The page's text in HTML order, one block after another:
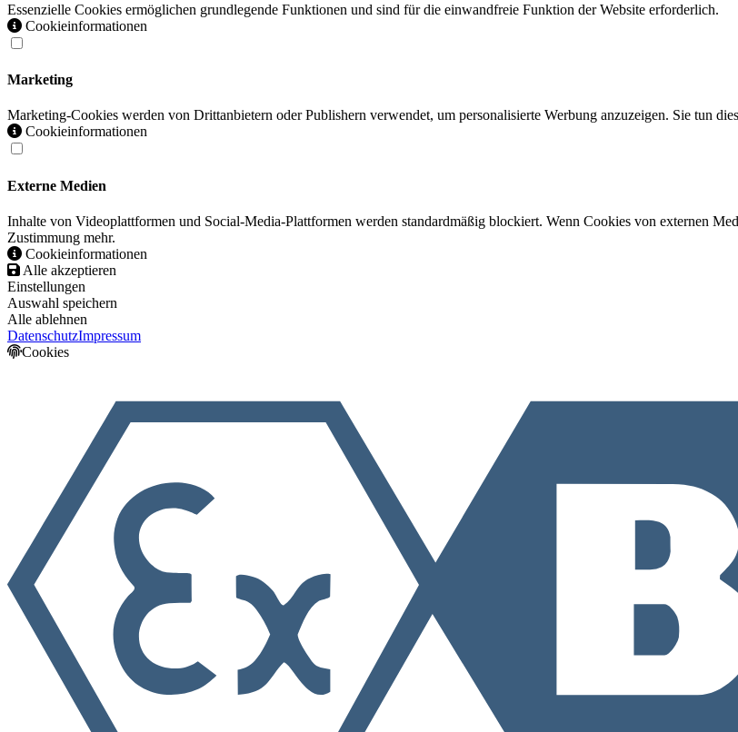
Essenzielle Cookies ermöglichen grundlegende Funktionen und sind für die einwandfreie Funktion der Website erforderlich.
Cookieinformationen
Marketing
Marketing-Cookies werden von Drittanbietern oder Publishern verwendet, um personalisierte Werbung anzuzeigen. Sie tun
Cookieinformationen
Externe Medien
Inhalte von Videoplattformen und Social-Media-Plattformen werden standardmäßig blockiert. Wenn Cookies von externen
Zustimmung mehr.
Cookieinformationen
Alle akzeptieren
Einstellungen
Auswahl speichern
Alle ablehnen
DatenschutzImpressum
Cookies